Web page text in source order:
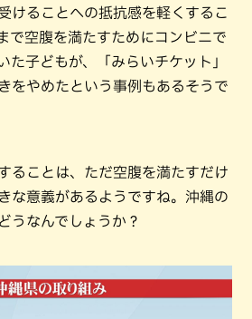
けることへの抵抗感を軽くするこ
で空腹を満たすためにコンビニで
た子どもが、「みらいチケット」
をやめたという事例もあるそうで
ることは、ただ空腹を満たすだけ
な意義があるようですね。沖縄の
うなんでしょうか？